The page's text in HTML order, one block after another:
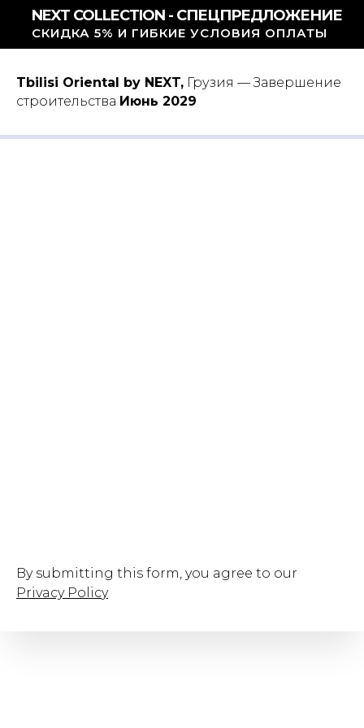
СКИДКА 5% И ГИБКИЕ УСЛОВИЯ ОПЛАТЫ
NEXT COLLECTION - СПЕЦПРЕДЛОЖЕНИЕ
Tbilisi Oriental by NEXT, Грузия — Завершение
строительства Июнь 2029
By submitting this form, you agree to our
Privacy Policy